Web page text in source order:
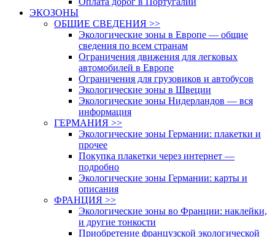
ЭКОЗОНЫ
ОБЩИЕ СВЕДЕНИЯ >>
Экологические зоны в Европе — общие
сведения по всем странам
Ограничения движения для легковых
автомобилей в Европе
Ограничения для грузовиков и автобусов
Экологические зоны в Швеции
Экологические зоны Нидерландов — вся
информация
ГЕРМАНИЯ >>
Экологические зоны Германии: плакетки и
прочее
Покупка плакетки через интернет —
подробно
Экологические зоны Германии: карты и
описания
ФРАНЦИЯ >>
Экологические зоны во Франции: наклейки,
и другие тонкости
Приобретение французской экологической